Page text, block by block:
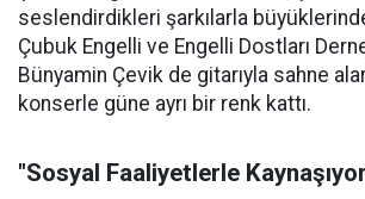
seslendirdikleri şarkılarla
Çubuk Engelli ve Engelli Dostları
Bünyamin Çevik de gitarıyla sahne
konserle güne ayrı bir renk kattı.
"Sosyal Faaliyetlerle